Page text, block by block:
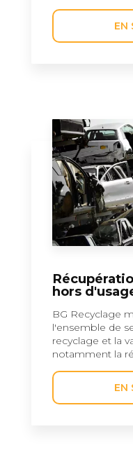
EN
hors
BG Recyclage
l'ensemble de
recyclage et la
notamment la
EN